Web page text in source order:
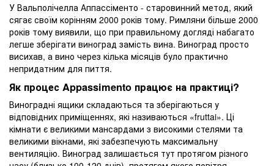
У Вальполічелла Аппассіменто - старовинний метод, який
сягає своїм корінням 2000 років тому. Римляни більше 2000
років тому виявили, що при правильному догляді набагато
легше зберігати виноград замість вина. Виноград просто
висихав, а вино через кілька місяців було практично
непридатним для пиття.
Як процес Appassimento працює на практиці?
Виноградні ящики складаються та зберігаються у
відповідних приміщеннях, які називаються «fruttai». Ці
кімнати є великими мансардами з високими стелями та
великими вікнами, які забезпечують максимальну
вентиляцію. Виноград залишається тут протягом різного